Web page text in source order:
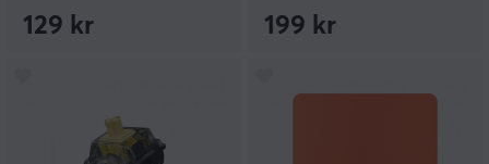
129 kr 199 kr